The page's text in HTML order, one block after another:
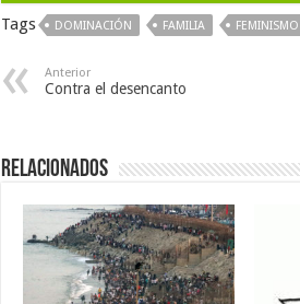
Tags DOMINACIÓN FAMILIA FEMINISMO
Anterior
Contra el desencanto
Relacionados